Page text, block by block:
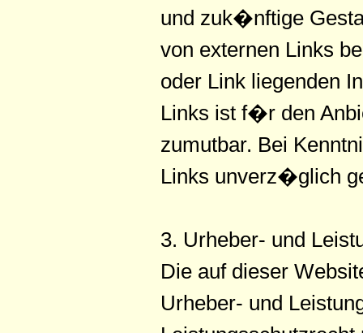
und zuk�nftige
von externen Links
oder Link liegenden
Links ist f�r den
zumutbar. Bei
Links unverz�glich
3. Urheber- und
Die auf dieser
Urheber- und